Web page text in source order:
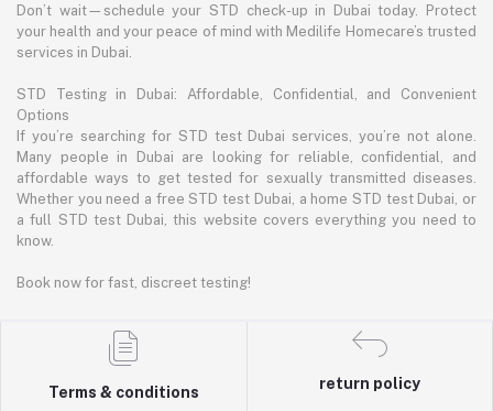
Don’t wait—schedule your STD check-up in Dubai today. Protect
your health and your peace of mind with Medilife Homecare’s trusted
services in Dubai.
STD Testing in Dubai: Affordable, Confidential, and Convenient
Options
If you’re searching for STD test Dubai services, you’re not alone.
Many people in Dubai are looking for reliable, confidential, and
affordable ways to get tested for sexually transmitted diseases.
Whether you need a free STD test Dubai, a home STD test Dubai, or
a full STD test Dubai, this website covers everything you need to
know.
Book now for fast, discreet testing!
Terms & conditions
return policy